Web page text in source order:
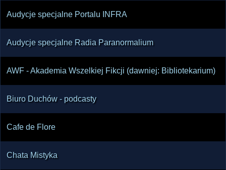
Audycje specjalne Portalu INFRA
Audycje specjalne Radia Paranormalium
AWF - Akademia Wszelkiej Fikcji (dawniej: Bibliotekarium)
Biuro Duchów - podcasty
Cafe de Flore
Chata Mistyka